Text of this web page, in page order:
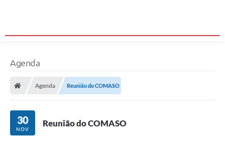
Agenda
Agenda Reunião do COMASO
30
NOV
Reunião do COMASO